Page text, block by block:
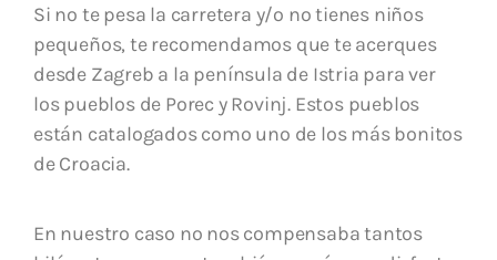
Si no te pesa la carretera y/o no tienes niños
pequeños, te recomendamos que te acerques
desde Zagreb a la península de Istria para ver
los pueblos de Porec y Rovinj. Estos pueblos
están catalogados como uno de los más bonitos
de Croacia.
En nuestro caso no nos compensaba tantos